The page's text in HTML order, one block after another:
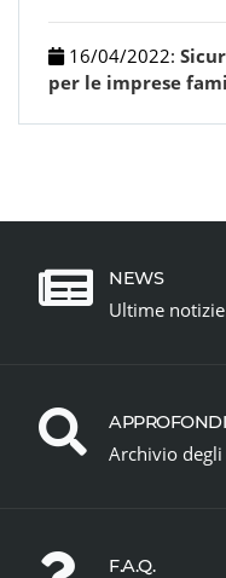
16/04/2022:
per le imprese
NEWS
Ultime notizie
Archivio
F.A.Q.